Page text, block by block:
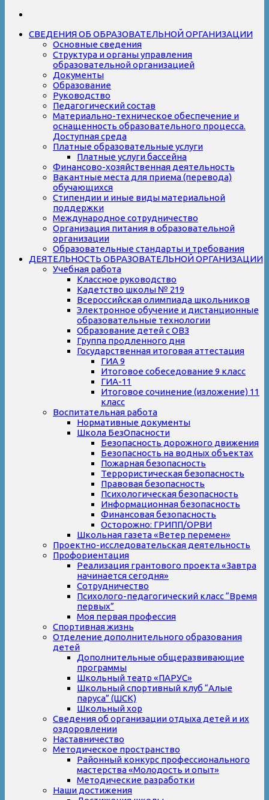
СВЕДЕНИЯ ОБ ОБРАЗОВАТЕЛЬНОЙ ОРГАНИЗАЦИИ
Основные сведения
Структура и органы управления
образовательной организацией
Документы
Образование
Руководство
Педагогический состав
Материально-техническое обеспечение и
оснащенность образовательного процесса.
Доступная среда
Платные образовательные услуги
Платные услуги бассейна
Финансово-хозяйственная деятельность
Вакантные места для приема (перевода)
обучающихся
Стипендии и иные виды материальной
поддержки
Международное сотрудничество
Организация питания в образовательной
организации
Образовательные стандарты и требования
ДЕЯТЕЛЬНОСТЬ ОБРАЗОВАТЕЛЬНОЙ ОРГАНИЗАЦИИ
Учебная работа
Классное руководство
Кадетство школы № 219
Всероссийская олимпиада школьников
Электронное обучение и дистанционные
образовательные технологии
Образование детей с ОВЗ
Группа продленного дня
Государственная итоговая аттестация
ГИА 9
Итоговое собеседование 9 класс
ГИА-11
Итоговое сочинение (изложение) 11
класс
Воспитательная работа
Нормативные документы
Школа БезОпасности
Безопасность дорожного движения
Безопасность на водных объектах
Пожарная безопасность
Террористическая безопасность
Правовая безопасность
Психологическая безопасность
Информационная безопасность
Финансовая безопасность
Осторожно: ГРИПП/ОРВИ
Школьная газета «Ветер перемен»
Проектно-исследовательская деятельность
Профориентация
Реализация грантового проекта «Завтра
начинается сегодня»
Сотрудничество
Психолого-педагогический класс “Время
первых”
Моя первая профессия
Спортивная жизнь
Отделение дополнительного образования
детей
Дополнительные общеразвивающие
программы
Школьный театр «ПАРУС»
Школьный спортивный клуб “Алые
паруса” (ШСК)
Школьный хор
Сведения об организации отдыха детей и их
оздоровлении
Наставничество
Методическое пространство
Районный конкурс профессионального
мастерства «Молодость и опыт»
Методические разработки
Наши достижения